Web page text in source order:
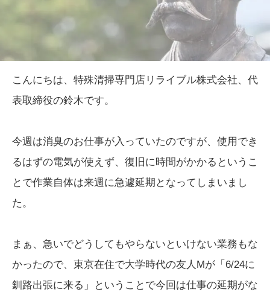
こんにちは、特殊清掃専門店リライブル株式会社、代
表取締役の鈴木です。
今週は消臭のお仕事が入っていたのですが、使用でき
るはずの電気が使えず、復旧に時間がかかるというこ
とで作業自体は来週に急遽延期となってしまいまし
た。
まぁ、急いでどうしてもやらないといけない業務もな
かったので、東京在住で大学時代の友人Mが「6/24に
釧路出張に来る」ということで今回は仕事の延期がな